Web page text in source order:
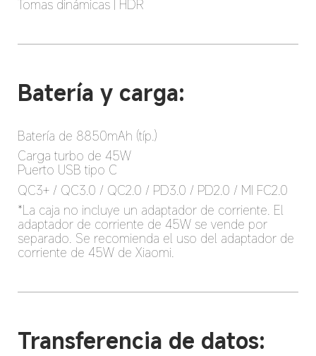
Tomas dinámicas | HDR
Batería y carga:
Batería de 8850mAh (típ.)
Carga turbo de 45W
Puerto USB tipo C
QC3+ / QC3.0 / QC2.0 / PD3.0 / PD2.0 / MI FC2.0
*La caja no incluye un adaptador de corriente. El
adaptador de corriente de 45W se vende por
separado. Se recomienda el uso del adaptador de
corriente de 45W de Xiaomi.
Transferencia de datos: